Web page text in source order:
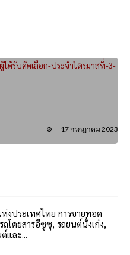
ด้รับคัดเลือก-ประจำไตรมาสที่-3-
17 กรกฎาคม 2023
งประเทศไทย การขายทอด
โดยสารอีซูซุ, รถยนต์นั่งเก๋ง,
ละ...